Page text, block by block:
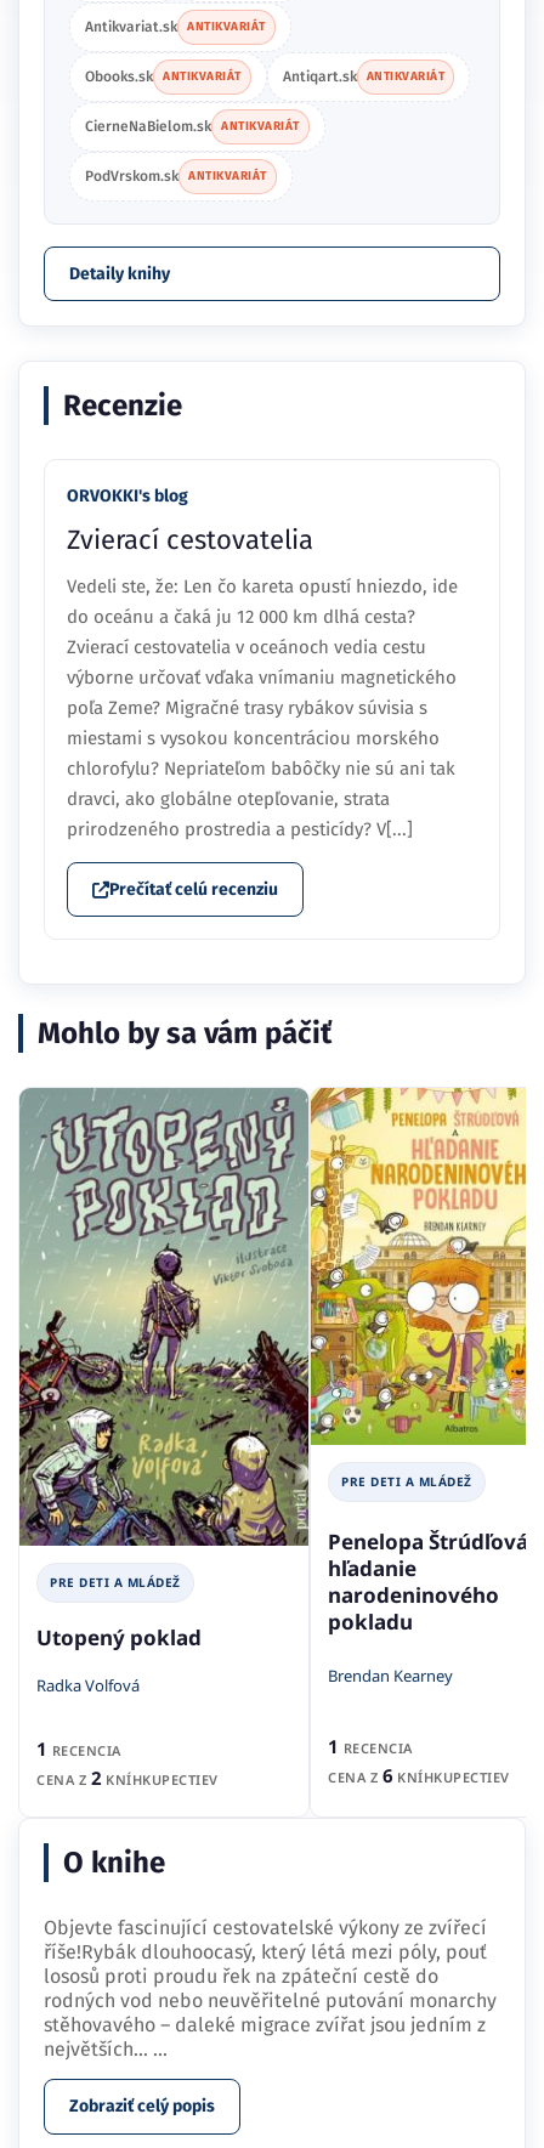
Antikvariat.sk ANTIKVARIÁT
Obooks.sk ANTIKVARIÁT Antiqart.sk ANTIKVARIÁT
CierneNaBielom.sk ANTIKVARIÁT
PodVrskom.sk ANTIKVARIÁT
Detaily knihy
Recenzie
ORVOKKI's blog
Zvierací cestovatelia
Vedeli ste, že: Len čo kareta opustí hniezdo, ide
do oceánu a čaká ju 12 000 km dlhá cesta?
Zvierací cestovatelia v oceánoch vedia cestu
výborne určovať vďaka vnímaniu magnetického
poľa Zeme? Migračné trasy rybákov súvisia s
miestami s vysokou koncentráciou morského
chlorofylu? Nepriateľom babôčky nie sú ani tak
dravci, ako globálne otepľovanie, strata
prirodzeného prostredia a pesticídy? V[...]
Prečítať celú recenziu
Mohlo by sa vám páčiť
PRE DETI A MLÁDEŽ
Utopený poklad
Radka Volfová
1 RECENCIA
CENA Z 2 KNÍHKUPECTIEV
PRE DETI A MLÁDEŽ
Penelopa Štrúdľová a
hľadanie
narodeninového
pokladu
Brendan Kearney
1 RECENCIA
CENA Z 6 KNÍHKUPECTIEV
O knihe
Objevte fascinující cestovatelské výkony ze zvířecí
říše!Rybák dlouhoocasý, který létá mezi póly, pouť
lososů proti proudu řek na zpáteční cestě do
rodných vod nebo neuvěřitelné putování monarchy
stěhovavého – daleké migrace zvířat jsou jedním z
největších… ...
Zobraziť celý popis